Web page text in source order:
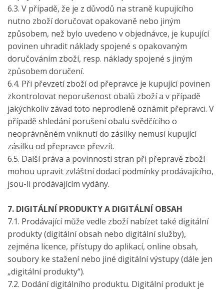
6.3. V případě, že je z důvodů na straně kupujícího
nutno zboží doručovat opakovaně nebo jiným
způsobem, než bylo uvedeno v objednávce, je kupující
povinen uhradit náklady spojené s opakovaným
doručováním zboží, resp. náklady spojené s jiným
způsobem doručení.
6.4. Při převzetí zboží od přepravce je kupující povinen
zkontrolovat neporušenost obalů zboží a v případě
jakýchkoliv závad toto neprodleně oznámit přepravci. V
případě shledání porušení obalu svědčícího o
neoprávněném vniknutí do zásilky nemusí kupující
zásilku od přepravce převzít.
6.5. Další práva a povinnosti stran při přepravě zboží
mohou upravit zvláštní dodací podmínky prodávajícího,
jsou-li prodávajícím vydány.
7. DIGITÁLNÍ PRODUKTY A DIGITÁLNÍ OBSAH
7.1. Prodávající může vedle zboží nabízet také digitální
produkty (digitální obsah nebo digitální služby),
zejména licence, přístupy do aplikací, online obsah,
soubory ke stažení nebo jiné digitální výstupy (dále jen
„digitální produkty“).
7.2. Dodání digitálního produktu. Digitální produkt je